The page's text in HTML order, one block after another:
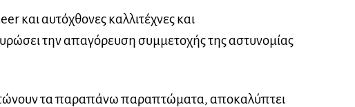
και αυτόχθονες καλλιτέχνες και
την απαγόρευση συμμετοχής της αστυνομίας
τα παραπάνω παραπτώματα, αποκαλύπτει